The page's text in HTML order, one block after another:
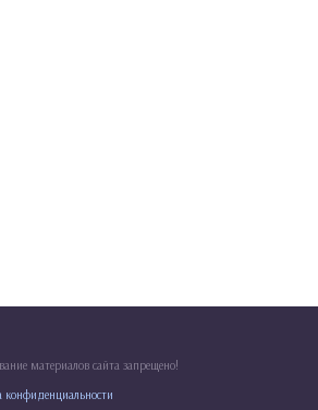
материалов сайта запрещено!
конфиденциальности